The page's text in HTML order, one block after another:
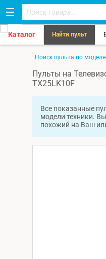
Каталог Найти пульт
Поиск пульта по
Пульты на
TX25LK10F
Все показанные
модели техники.
похожий на Ваш